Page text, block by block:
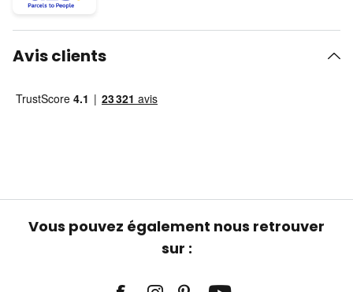
Avis clients
Vous pouvez également nous retrouver
sur :